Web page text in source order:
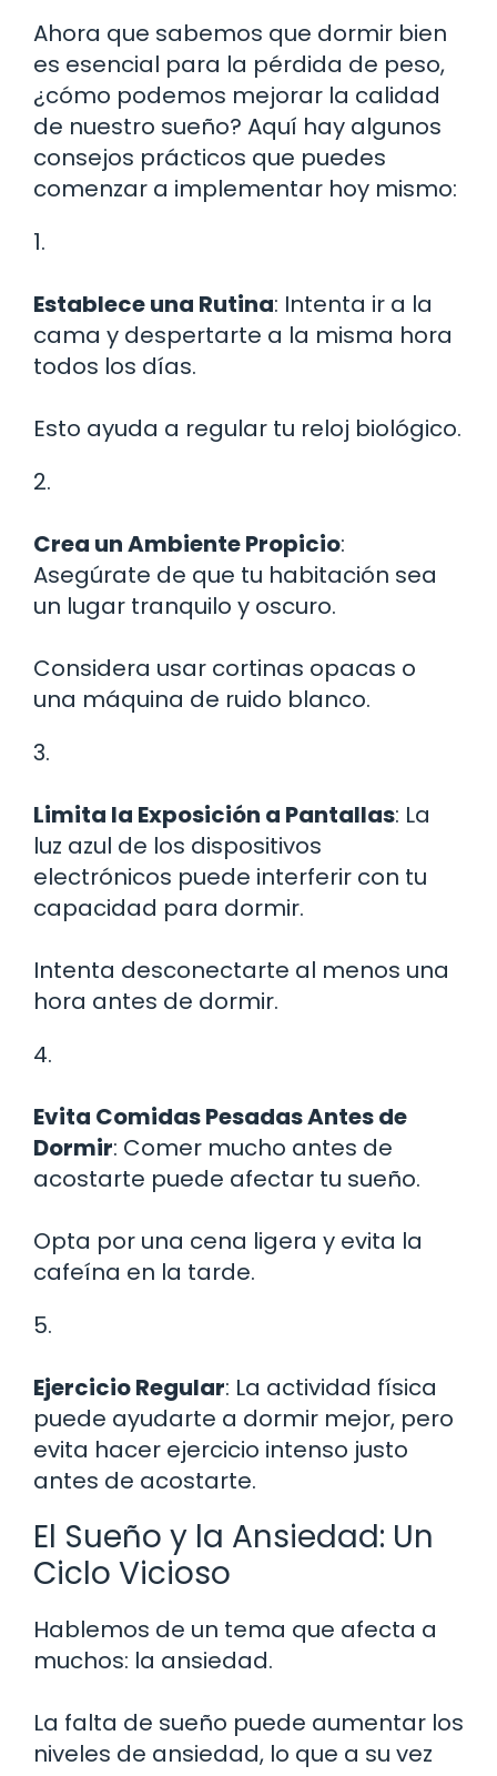
Ahora que sabemos que dormir bien
es esencial para la pérdida de peso,
¿cómo podemos mejorar la calidad
de nuestro sueño? Aquí hay algunos
consejos prácticos que puedes
comenzar a implementar hoy mismo:
1.
Establece una Rutina: Intenta ir a la
cama y despertarte a la misma hora
todos los días.
Esto ayuda a regular tu reloj biológico.
2.
Crea un Ambiente Propicio:
Asegúrate de que tu habitación sea
un lugar tranquilo y oscuro.
Considera usar cortinas opacas o
una máquina de ruido blanco.
3.
Limita la Exposición a Pantallas: La
luz azul de los dispositivos
electrónicos puede interferir con tu
capacidad para dormir.
Intenta desconectarte al menos una
hora antes de dormir.
4.
Evita Comidas Pesadas Antes de
Dormir: Comer mucho antes de
acostarte puede afectar tu sueño.
Opta por una cena ligera y evita la
cafeína en la tarde.
5.
Ejercicio Regular: La actividad física
puede ayudarte a dormir mejor, pero
evita hacer ejercicio intenso justo
antes de acostarte.
El Sueño y la Ansiedad: Un
Ciclo Vicioso
Hablemos de un tema que afecta a
muchos: la ansiedad.
La falta de sueño puede aumentar los
niveles de ansiedad, lo que a su vez